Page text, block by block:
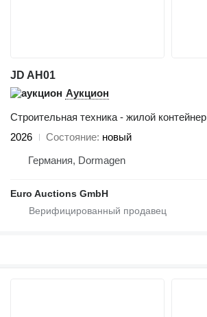
JD AH01
Аукцион
Строительная техника - жилой контейнер
2026
Состояние новый
Германия, Dormagen
Euro Auctions GmbH